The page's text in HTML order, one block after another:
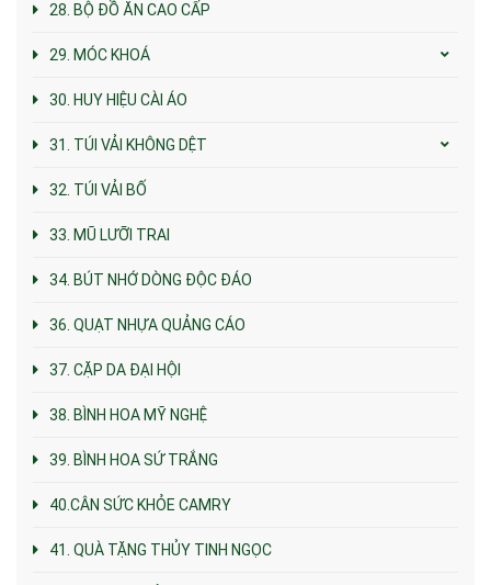
28. BỘ ĐỒ ĂN CAO CẤP
29. MÓC KHOÁ
30. HUY HIỆU CÀI ÁO
31. TÚI VẢI KHÔNG DỆT
32. TÚI VẢI BỐ
33. MŨ LƯỠI TRAI
34. BÚT NHỚ DÒNG ĐỘC ĐÁO
36. QUẠT NHỰA QUẢNG CÁO
37. CẶP DA ĐẠI HỘI
38. BÌNH HOA MỸ NGHỆ
39. BÌNH HOA SỨ TRẮNG
40.CÂN SỨC KHỎE CAMRY
41. QUÀ TẶNG THỦY TINH NGỌC